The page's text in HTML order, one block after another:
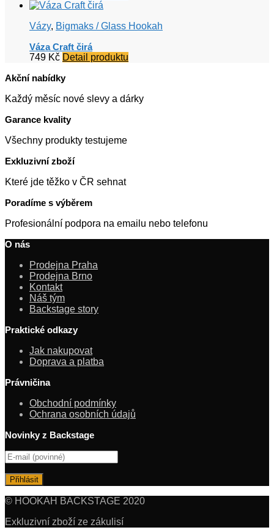
Vázy, Bigmaks / Glass Hookah
Váza Craft čirá
749 Kč Detail produktu
Akční nabídky
Každý měsíc nové slevy a dárky
Garance kvality
Všechny produkty testujeme
Exkluzivní zboží
Které jde těžko v ČR sehnat
Poradíme s výběrem
Profesionální podpora na emailu nebo telefonu
O nás
Prodejna Praha
Prodejna Brno
Kontakt
Náš tým
Backstage story
Praktické odkazy
Jak nakupovat
Doprava a platba
Právničina
Obchodní podmínky
Ochrana osobních údajů
Novinky z Backstage
© HOOKAH BACKSTAGE 2020
Exkluzivní zboží ze zákulisí